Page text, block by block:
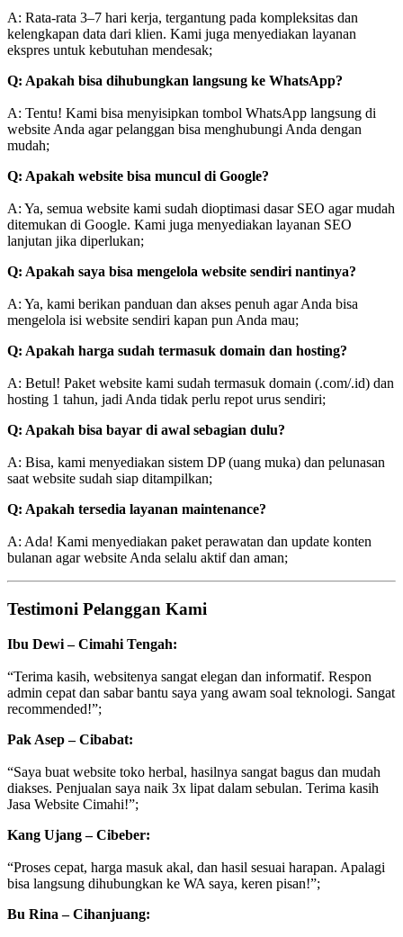
A: Rata-rata 3–7 hari kerja, tergantung pada kompleksitas dan
kelengkapan data dari klien. Kami juga menyediakan layanan
ekspres untuk kebutuhan mendesak;
Q: Apakah bisa dihubungkan langsung ke WhatsApp?
A: Tentu! Kami bisa menyisipkan tombol WhatsApp langsung di
website Anda agar pelanggan bisa menghubungi Anda dengan
mudah;
Q: Apakah website bisa muncul di Google?
A: Ya, semua website kami sudah dioptimasi dasar SEO agar mudah
ditemukan di Google. Kami juga menyediakan layanan SEO
lanjutan jika diperlukan;
Q: Apakah saya bisa mengelola website sendiri nantinya?
A: Ya, kami berikan panduan dan akses penuh agar Anda bisa
mengelola isi website sendiri kapan pun Anda mau;
Q: Apakah harga sudah termasuk domain dan hosting?
A: Betul! Paket website kami sudah termasuk domain (.com/.id) dan
hosting 1 tahun, jadi Anda tidak perlu repot urus sendiri;
Q: Apakah bisa bayar di awal sebagian dulu?
A: Bisa, kami menyediakan sistem DP (uang muka) dan pelunasan
saat website sudah siap ditampilkan;
Q: Apakah tersedia layanan maintenance?
A: Ada! Kami menyediakan paket perawatan dan update konten
bulanan agar website Anda selalu aktif dan aman;
Testimoni Pelanggan Kami
Ibu Dewi – Cimahi Tengah:
“Terima kasih, websitenya sangat elegan dan informatif. Respon
admin cepat dan sabar bantu saya yang awam soal teknologi. Sangat
recommended!”;
Pak Asep – Cibabat:
“Saya buat website toko herbal, hasilnya sangat bagus dan mudah
diakses. Penjualan saya naik 3x lipat dalam sebulan. Terima kasih
Jasa Website Cimahi!”;
Kang Ujang – Cibeber:
“Proses cepat, harga masuk akal, dan hasil sesuai harapan. Apalagi
bisa langsung dihubungkan ke WA saya, keren pisan!”;
Bu Rina – Cihanjuang: